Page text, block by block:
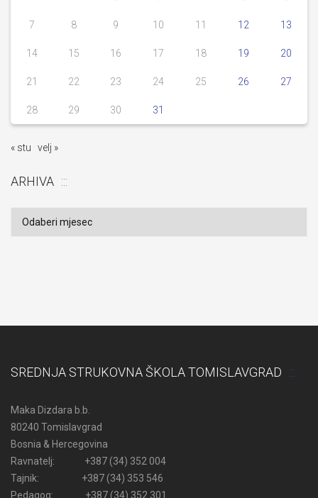
7 8 9 10 11 12 13
14 15 16 17 18 19 20
21 22 23 24 25 26 27
28 29 30 31
« stu velj »
ARHIVA
Arhiva
SREDNJA STRUKOVNA ŠKOLA TOMISLAVGRAD
Maka Dizdara b.b.
80240 Tomislavgrad
Bosnia & Hercegovina
Ravnatelj: +387 (34) 352 004
Tajnik: +387 (34) 353 546
Pedagog: +387 (34) 352 301